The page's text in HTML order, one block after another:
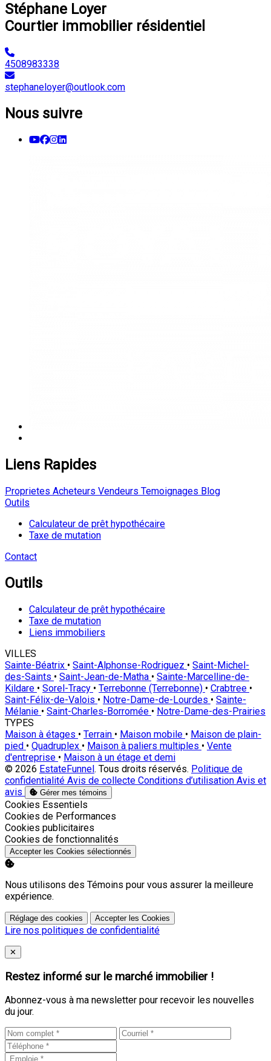
Stéphane Loyer
Courtier immobilier résidentiel
4508983338
stephaneloyer@outlook.com
Nous suivre
Liens Rapides
Proprietes Acheteurs Vendeurs Temoignages Blog
Outils
Calculateur de prêt hypothécaire
Taxe de mutation
Contact
Outils
Calculateur de prêt hypothécaire
Taxe de mutation
Liens immobiliers
VILLES
Sainte-Béatrix • Saint-Alphonse-Rodriguez • Saint-Michel-
des-Saints • Saint-Jean-de-Matha • Sainte-Marcelline-de-
Kildare • Sorel-Tracy • Terrebonne (Terrebonne) • Crabtree •
Saint-Félix-de-Valois • Notre-Dame-de-Lourdes • Sainte-
Mélanie • Saint-Charles-Borromée • Notre-Dame-des-Prairies
TYPES
Maison à étages • Terrain • Maison mobile • Maison de plain-
pied • Quadruplex • Maison à paliers multiples • Vente
d'entreprise • Maison à un étage et demi
© 2026 EstateFunnel. Tous droits réservés. Politique de
confidentialité Avis de collecte Conditions d’utilisation Avis et
avis
Gérer mes témoins
Activer
Cookies Essentiels
Activer
Cookies de Performances
Activer
Cookies publicitaires
Activer
Cookies de fonctionnalités
Accepter les Cookies sélectionnés
Nous utilisons des Témoins pour vous assurer la meilleure
expérience.
Réglage des cookies Accepter les Cookies
Lire nos politiques de confidentialité
Close
✕
Restez informé sur le marché immobilier !
Abonnez-vous à ma newsletter pour recevoir les nouvelles
du jour.